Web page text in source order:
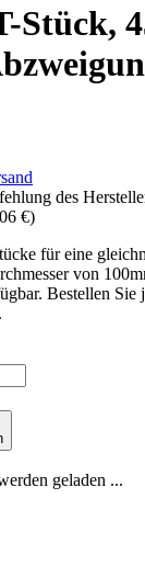
Stück,
des
€)
für eine
von
Bestellen Sie
geladen ...